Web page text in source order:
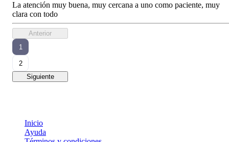
La atención muy buena, muy cercana a uno como paciente, muy
clara con todo
Anterior
1
2
Siguiente
Inicio
Ayuda